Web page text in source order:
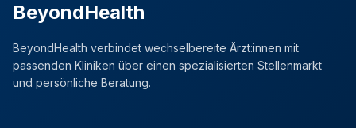
BeyondHealth
BeyondHealth verbindet wechselbereite Ärzt:innen mit
passenden Kliniken über einen spezialisierten Stellenmarkt
und persönliche Beratung.